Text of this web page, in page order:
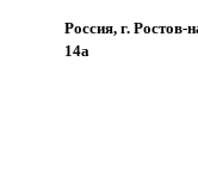
Россия, г.
14а